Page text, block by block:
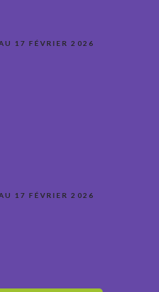
17 FÉVRIER 2026
17 FÉVRIER 2026